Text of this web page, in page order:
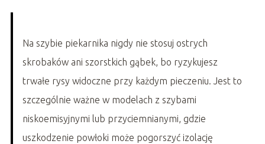
Na szybie piekarnika nigdy nie stosuj ostrych
skrobaków ani szorstkich gąbek, bo ryzykujesz
trwałe rysy widoczne przy każdym pieczeniu. Jest to
szczególnie ważne w modelach z szybami
niskoemisyjnymi lub przyciemnianymi, gdzie
uszkodzenie powłoki może pogorszyć izolację